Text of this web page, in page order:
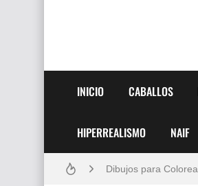
INICIO CABALLOS
HIPERREALISMO NAIF
Pintores de
Dibujos para